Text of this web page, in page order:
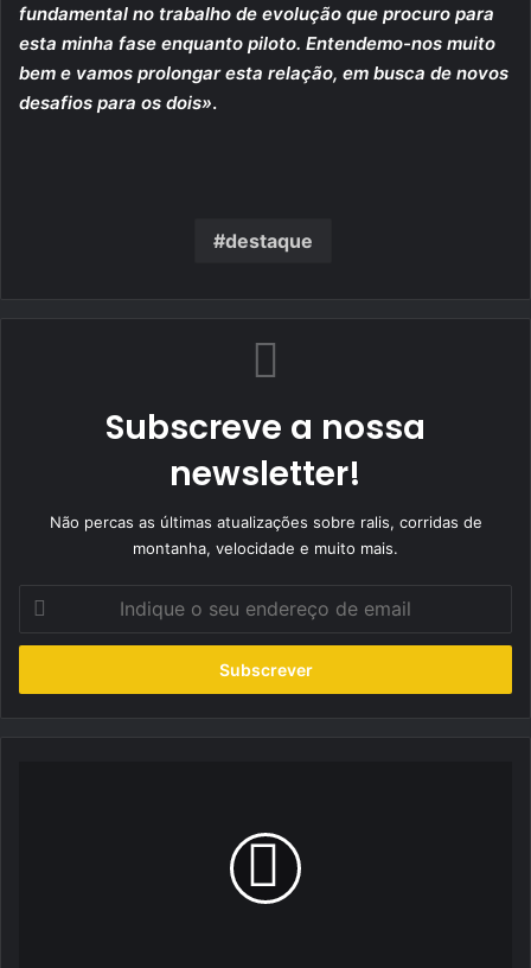
fundamental no trabalho de evolução que procuro para
esta minha fase enquanto piloto. Entendemo-nos muito
bem e vamos prolongar esta relação, em busca de novos
desafios para os dois».
destaque
Subscreve a nossa
newsletter!
Não percas as últimas atualizações sobre ralis, corridas de
montanha, velocidade e muito mais.
seu
de